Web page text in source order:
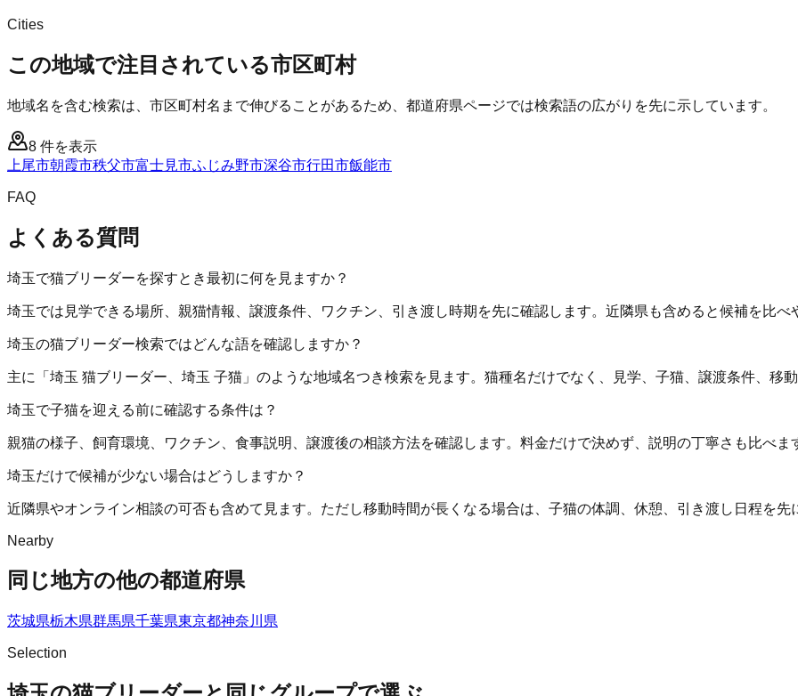
Cities
この地域で注目されている市区町村
地域名を含む検索は、市区町村名まで伸びることがあるため、都道府県ページでは検索語の広がりを先に示しています。
8 件を表示
上尾市朝霞市秩父市富士見市ふじみ野市深谷市行田市飯能市
FAQ
よくある質問
埼玉で猫ブリーダーを探すとき最初に何を見ますか？
埼玉では見学できる場所、親猫情報、譲渡条件、ワクチン、引き渡し時期を先に確認します。近隣県も含めると候補を比べ
埼玉の猫ブリーダー検索ではどんな語を確認しますか？
主に「埼玉 猫ブリーダー、埼玉 子猫」のような地域名つき検索を見ます。猫種名だけでなく、見学、子猫、譲渡条件、移
埼玉で子猫を迎える前に確認する条件は？
親猫の様子、飼育環境、ワクチン、食事説明、譲渡後の相談方法を確認します。料金だけで決めず、説明の丁寧さも比べま
埼玉だけで候補が少ない場合はどうしますか？
近隣県やオンライン相談の可否も含めて見ます。ただし移動時間が長くなる場合は、子猫の体調、休憩、引き渡し日程を先
Nearby
同じ地方の他の都道府県
茨城県栃木県群馬県千葉県東京都神奈川県
Selection